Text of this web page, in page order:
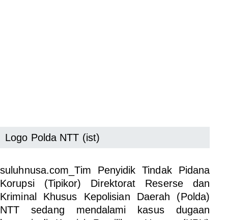
Logo Polda NTT (ist)
suluhnusa.com_Tim Penyidik Tindak Pidana
Korupsi (Tipikor) Direktorat Reserse dan
Kriminal Khusus Kepolisian Daerah (Polda)
NTT sedang mendalami kasus dugaan